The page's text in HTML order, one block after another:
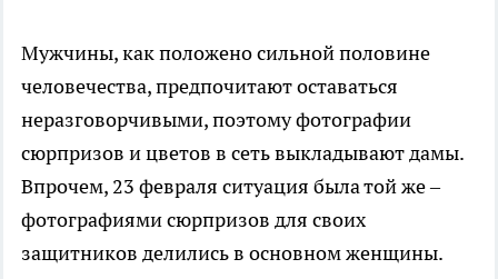
Мужчины, как положено сильной половине
человечества, предпочитают оставаться
неразговорчивыми, поэтому фотографии
сюрпризов и цветов в сеть выкладывают дамы.
Впрочем, 23 февраля ситуация была той же –
фотографиями сюрпризов для своих
защитников делились в основном женщины.